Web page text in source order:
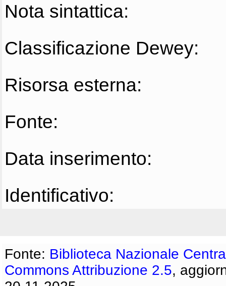
Nota sintattica:
Classificazione Dewey:
Risorsa esterna:
Fonte:
Data inserimento:
Identificativo:
Fonte: Biblioteca Nazionale
Commons Attribuzione 2.5,